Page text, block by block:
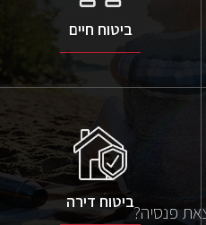
ביטוח חיים
ביטוח דירהפנסיה?